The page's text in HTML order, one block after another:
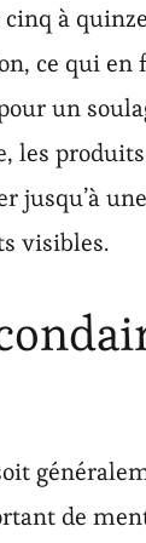
à
ce qui en
un
les
jusqu’à
visibles.
de